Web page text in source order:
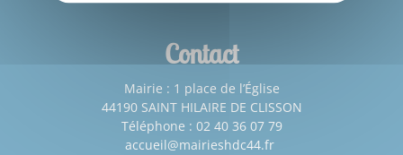
Contact
Mairie : 1 place de l’Église
44190 SAINT HILAIRE DE CLISSON
Téléphone : 02 40 36 07 79
accueil@mairieshdc44.fr